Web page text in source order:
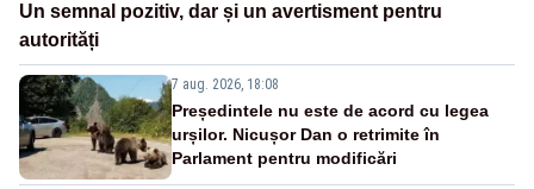
Un semnal pozitiv, dar și un avertisment pentru
autorități
7 aug. 2026, 18:08
Președintele nu este de acord cu legea
urșilor. Nicușor Dan o retrimite în
Parlament pentru modificări